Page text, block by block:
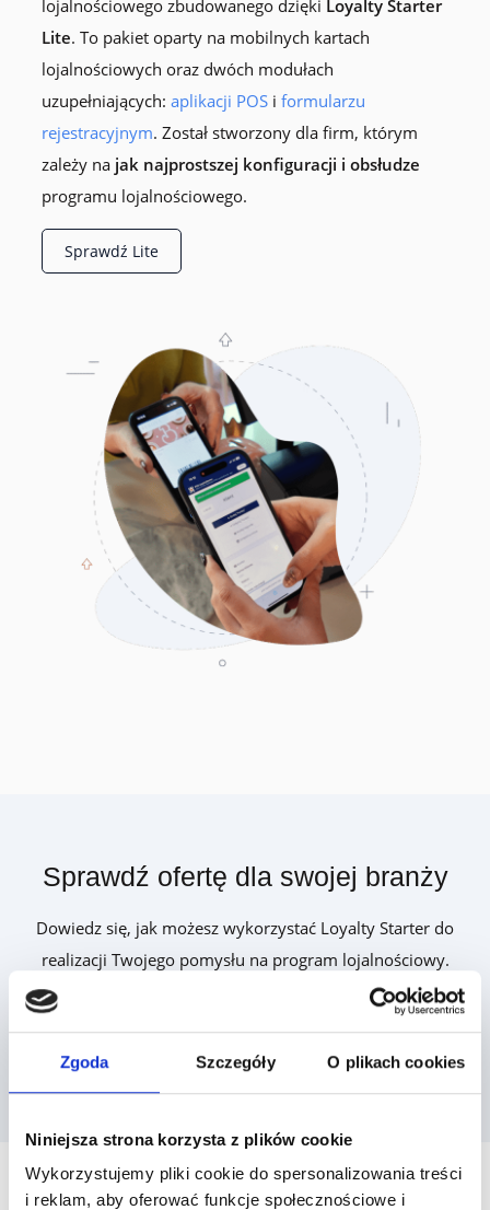
Zgoda Szczegóły O plikach cookies
Niniejsza strona korzysta z plików cookie
Wykorzystujemy pliki cookie do spersonalizowania treści
i reklam, aby oferować funkcje społecznościowe i
lojalnościowego zbudowanego dzięki Loyalty Starter
Lite. To pakiet oparty na mobilnych kartach
lojalnościowych oraz dwóch modułach
uzupełniających: aplikacji POSi formularzu
rejestracyjnym. Został stworzony dla firm, którym
zależy na jak najprostszej konfiguracji i obsłudze
programu lojalnościowego.
Sprawdź Lite
Sprawdź ofertę dla swojej branży
Dowiedz się, jak możesz wykorzystać Loyalty Starter do
realizacji Twojego pomysłu na program lojalnościowy.